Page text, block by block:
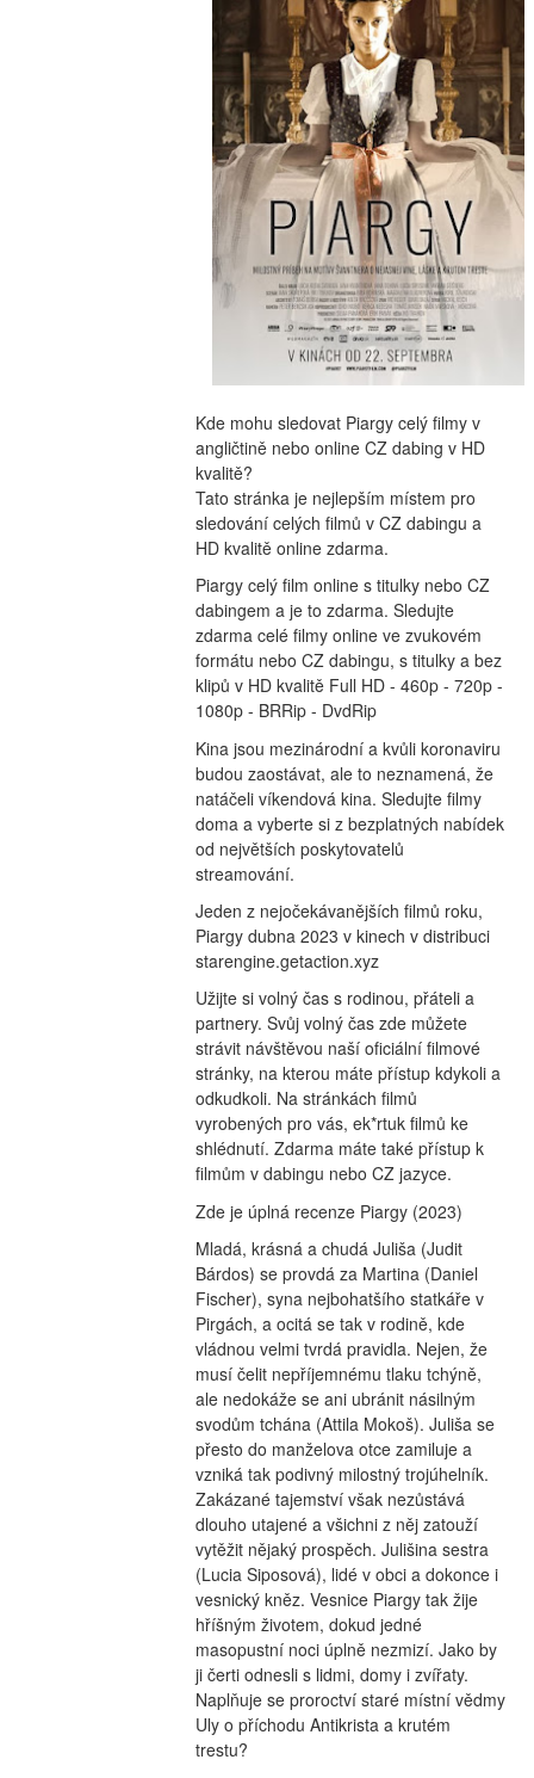
Kde mohu sledovat Piargy celý filmy v
angličtině nebo online CZ dabing v HD
kvalitě?
Tato stránka je nejlepším místem pro
sledování celých filmů v CZ dabingu a
HD kvalitě online zdarma.
Piargy celý film online s titulky nebo CZ
dabingem a je to zdarma. Sledujte
zdarma celé filmy online ve zvukovém
formátu nebo CZ dabingu, s titulky a bez
klipů v HD kvalitě Full HD - 460p - 720p -
1080p - BRRip - DvdRip
Kina jsou mezinárodní a kvůli koronaviru
budou zaostávat, ale to neznamená, že
natáčeli víkendová kina. Sledujte filmy
doma a vyberte si z bezplatných nabídek
od největších poskytovatelů
streamování.
Jeden z nejočekávanějších filmů roku,
Piargy dubna 2023 v kinech v distribuci
starengine.getaction.xyz
Užijte si volný čas s rodinou, přáteli a
partnery. Svůj volný čas zde můžete
strávit návštěvou naší oficiální filmové
stránky, na kterou máte přístup kdykoli a
odkudkoli. Na stránkách filmů
vyrobených pro vás, ek*rtuk filmů ke
shlédnutí. Zdarma máte také přístup k
filmům v dabingu nebo CZ jazyce.
Zde je úplná recenze Piargy (2023)
Mladá, krásná a chudá Juliša (Judit
Bárdos) se provdá za Martina (Daniel
Fischer), syna nejbohatšího statkáře v
Pirgách, a ocitá se tak v rodině, kde
vládnou velmi tvrdá pravidla. Nejen, že
musí čelit nepříjemnému tlaku tchýně,
ale nedokáže se ani ubránit násilným
svodům tchána (Attila Mokoš). Juliša se
přesto do manželova otce zamiluje a
vzniká tak podivný milostný trojúhelník.
Zakázané tajemství však nezůstává
dlouho utajené a všichni z něj zatouží
vytěžit nějaký prospěch. Julišina sestra
(Lucia Siposová), lidé v obci a dokonce i
vesnický kněz. Vesnice Piargy tak žije
hříšným životem, dokud jedné
masopustní noci úplně nezmizí. Jako by
ji čerti odnesli s lidmi, domy i zvířaty.
Naplňuje se proroctví staré místní vědmy
Uly o příchodu Antikrista a krutém
trestu?